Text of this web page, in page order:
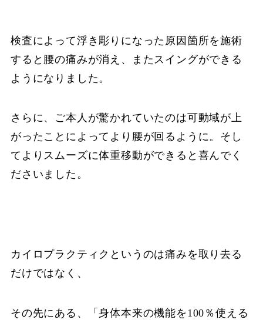
検査によって浮き彫りになった原因箇所を施術
すると腰の痛みが消え、またスイングができる
ようになりました。
さらに、ご本人が驚かれていたのは可動域が上
がったことによってより腰が回るように。そし
てよりスムーズに体重移動ができると喜んでく
ださいました。
カイロプラクティクというのは痛みを取り去る
だけではなく、
その先にある、「身体本来の機能を100％使える